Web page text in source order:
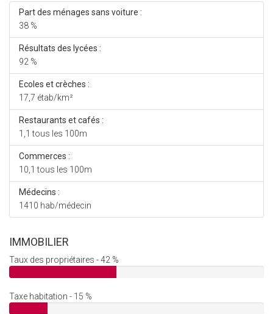
Part des ménages sans voiture :
38 %
Résultats des lycées :
92 %
Ecoles et crèches :
17,7 étab/km²
Restaurants et cafés :
1,1 tous les 100m
Commerces :
10,1 tous les 100m
Médecins :
1410 hab/médecin
IMMOBILIER
Taux des propriétaires - 42 %
Taxe habitation - 15 %